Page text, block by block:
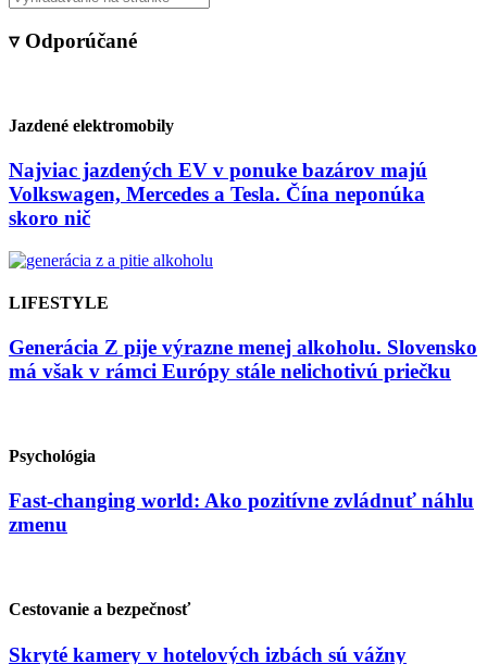
▿ Odporúčané
Jazdené elektromobily
Najviac jazdených EV v ponuke bazárov majú
Volkswagen, Mercedes a Tesla. Čína neponúka
skoro nič
LIFESTYLE
Generácia Z pije výrazne menej alkoholu. Slovensko
má však v rámci Európy stále nelichotivú priečku
Psychológia
Fast-changing world: Ako pozitívne zvládnuť náhlu
zmenu
Cestovanie a bezpečnosť
Skryté kamery v hotelových izbách sú vážny